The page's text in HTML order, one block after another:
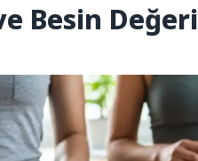
Besin Değeri